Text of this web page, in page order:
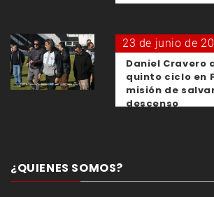
23 de junio de
Daniel Cravero
quinto ciclo en
misión de
descenso
¿QUIENES SOMOS?